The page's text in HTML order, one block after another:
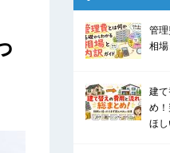
管
相
建
め
ほ